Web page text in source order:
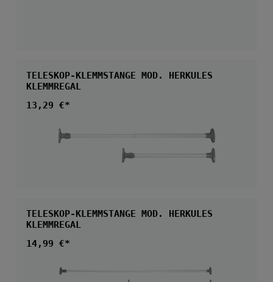
TELESKOP-KLEMMSTANGE MOD. HERKULES
KLEMMREGAL
Regulärer Preis:
13,29 €*
TELESKOP-KLEMMSTANGE MOD. HERKULES
KLEMMREGAL
Regulärer Preis:
14,99 €*